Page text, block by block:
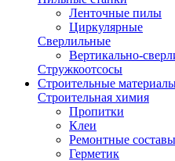
Ленточные пилы
Циркулярные
Сверлильные
Вертикально-
Стружкоотсосы
Строительные
Строительная химия
Пропитки
Клеи
Ремонтные составы
Герметик